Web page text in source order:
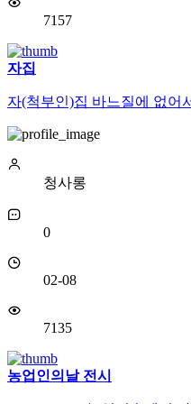
7157
자집
자(척부인)집 바느질에 없어
청사롱
0
02-08
7135
농업인의날 전시